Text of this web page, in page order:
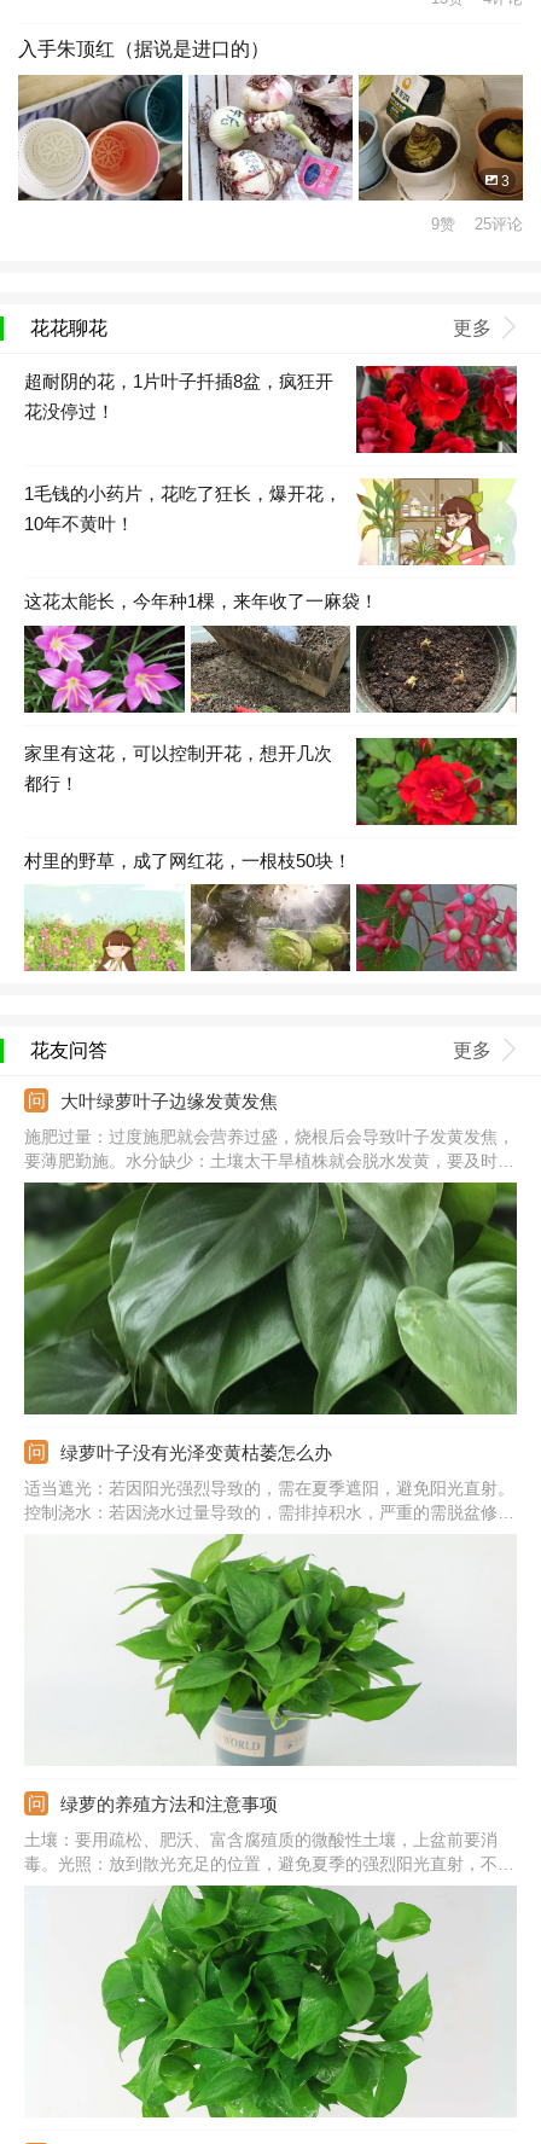
入手朱顶红（据说是进口的）
3
9赞 25评论
花花聊花 更多
超耐阴的花，1片叶子扦插8盆，疯狂开
花没停过！
1毛钱的小药片，花吃了狂长，爆开花，
10年不黄叶！
这花太能长，今年种1棵，来年收了一麻袋！
家里有这花，可以控制开花，想开几次
都行！
村里的野草，成了网红花，一根枝50块！
花友问答 更多
大叶绿萝叶子边缘发黄发焦
施肥过量：过度施肥就会营养过盛，烧根后会导致叶子发黄发焦，
要薄肥勤施。水分缺少：土壤太干旱植株就会脱水发黄，要及时浇
水，维持土壤湿润。阳光强烈：被夏季强光暴晒后，叶子会发黄发
焦，要遮光补水。气温太低：温度太低会使植株休眠，出于自我保
护叶子就会发黄发焦。
绿萝叶子没有光泽变黄枯萎怎么办
适当遮光：若因阳光强烈导致的，需在夏季遮阳，避免阳光直射。
控制浇水：若因浇水过量导致的，需排掉积水，严重的需脱盆修剪
烂根。稀释余肥：若因施肥太多导致的，需浇水稀释余肥，严重的
要更换新的土壤。调整温度：若因温度太低导致的，需在冬季注意
保温，过冬温度应在10℃以上。
绿萝的养殖方法和注意事项
土壤：要用疏松、肥沃、富含腐殖质的微酸性土壤，上盆前要消
毒。光照：放到散光充足的位置，避免夏季的强烈阳光直射，不要
在阴处养。水分：保持盆土湿润状，冬季控水，夏季要充分浇水，
并给叶片喷水。注意事项：过冬温度应在10℃以上，室内环境要流
通，不能太闷。